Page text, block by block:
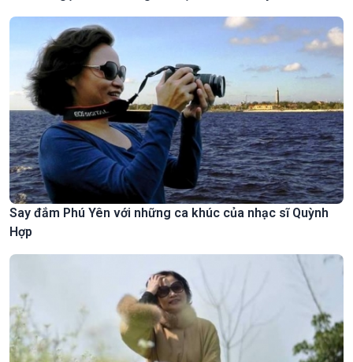
Say đắm Phú Yên với những ca khúc của nhạc sĩ Quỳnh
Hợp